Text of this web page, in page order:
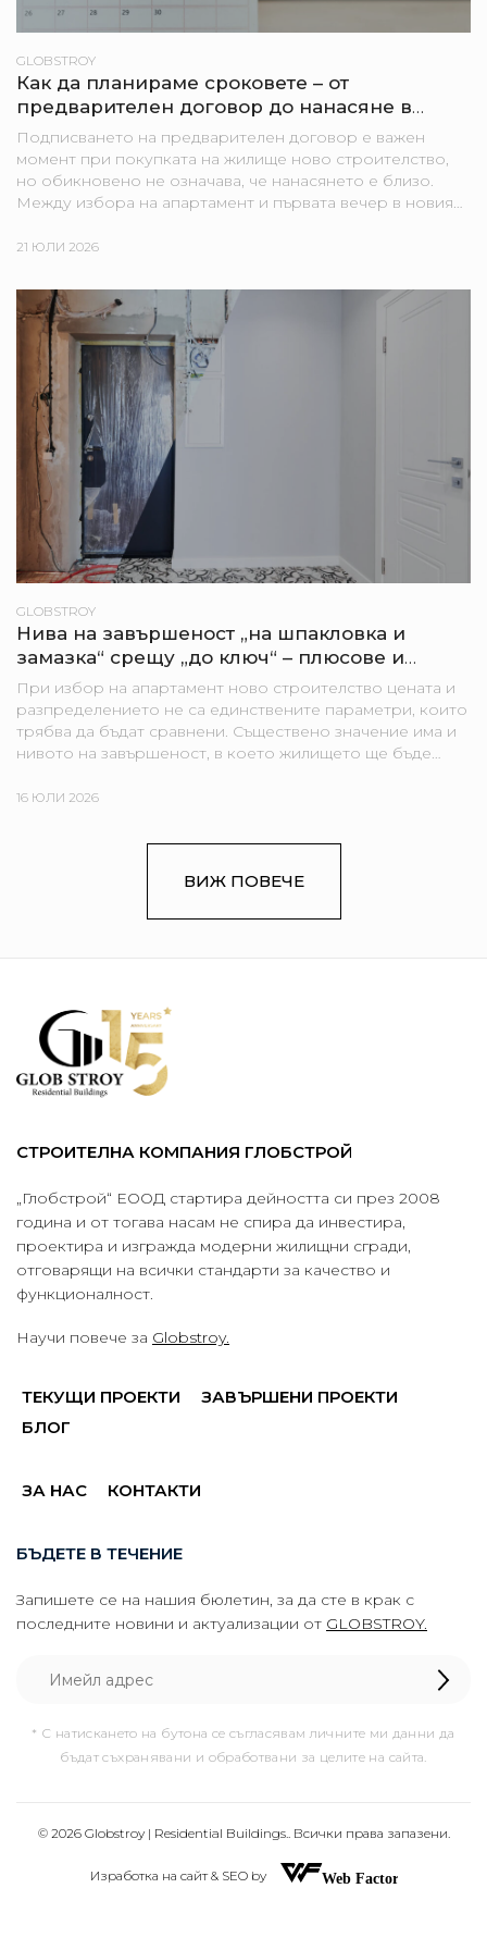
GLOBSTROY
Как да планираме сроковете – от
предварителен договор до нанасяне в
новия апартамент
Подписването на предварителен договор е важен
момент при покупката на жилище ново строителство,
но обикновено не означава, че нанасянето е близо.
Между избора на апартамент и първата вечер в новия
процедури,...
21 ЮЛИ 2026
GLOBSTROY
Нива на завършеност „на шпакловка и
замазка“ срещу „до ключ“ – плюсове и
минуси за купувача
При избор на апартамент ново строителство цената и
разпределението не са единствените параметри, които
трябва да бъдат сравнени. Съществено значение има и
нивото на завършеност, в което жилището ще бъде
предлагат „на...
16 ЮЛИ 2026
ВИЖ ПОВЕЧЕ
СТРОИТЕЛНА КОМПАНИЯ ГЛОБСТРОЙ
„Глобстрой“ ЕООД стартира дейността си през 2008
година и от тогава насам не спира да инвестира,
проектира и изгражда модерни жилищни сгради,
отговарящи на всички стандарти за качество и
функционалност.
Научи повече за Globstroy.
ТЕКУЩИ ПРОЕКТИ
ЗАВЪРШЕНИ ПРОЕКТИ
БЛОГ
ЗА НАС КОНТАКТИ
БЪДЕТЕ В ТЕЧЕНИЕ
Запишете се на нашия бюлетин, за да сте в крак с
последните новини и актуализации от GLOBSTROY.
* С натискането на бутона се съгласявам личните ми данни да
бъдат съхранявани и обработвани за целите на сайта.
© 2026 Globstroy | Residential Buildings.. Всички права запазени.
Изработка на сайт & SEO by